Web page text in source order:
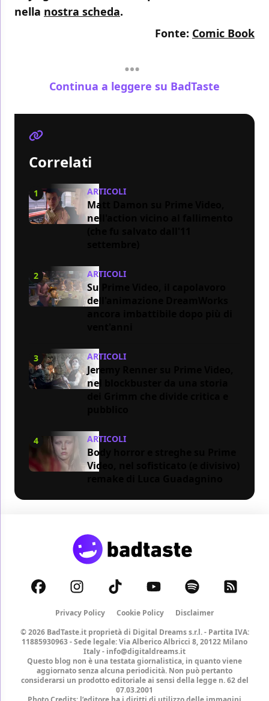
nella nostra scheda.
Fonte: Comic Book
Continua a leggere su BadTaste
Correlati
1 ARTICOLI
Matt Damon su Prime Video,
nell'action vicino al fallimento
2 ARTICOLI
Su Prime Video, il capolavoro
dell'animazione DreamWorks
3 ARTICOLI
Jeremy Renner su Prime Video,
nel blockbuster da una storia
4 ARTICOLI
Body horror e streghe su Prime
Video, nel sofisticato (e divisivo)
Privacy Policy Cookie Policy
Disclaimer
© 2026 BadTaste.it proprietà di Digital Dreams s.r.l.- Partita IVA:
11885930963 - Sede legale: Via Alberico Albricci 8, 20122 Milano
Italy - info@digitaldreams.it
Questo blog non è una testata giornalistica, in quanto viene
aggiornato senza alcuna periodicità. Non può pertanto
considerarsi un prodotto editoriale ai sensi della legge n. 62 del
07.03.2001